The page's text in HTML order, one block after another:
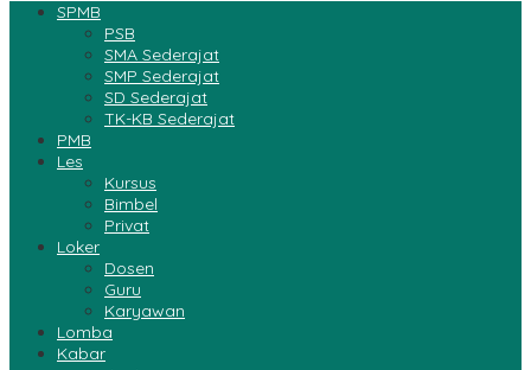
SPMB
PSB
SMA Sederajat
SMP Sederajat
SD Sederajat
TK-KB Sederajat
PMB
Les
Kursus
Bimbel
Privat
Loker
Dosen
Guru
Karyawan
Lomba
Kabar